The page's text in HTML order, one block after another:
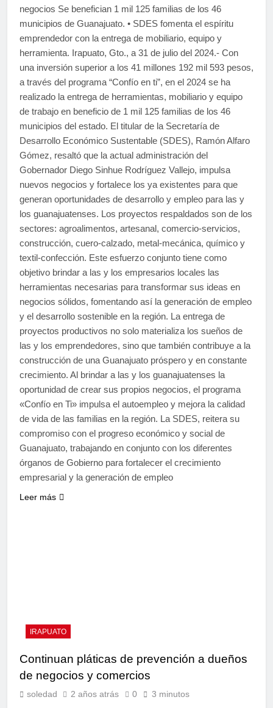
negocios Se benefician 1 mil 125 familias de los 46
municipios de Guanajuato. • SDES fomenta el espíritu
emprendedor con la entrega de mobiliario, equipo y
herramienta. Irapuato, Gto., a 31 de julio del 2024.- Con
una inversión superior a los 41 millones 192 mil 593 pesos,
a través del programa “Confío en ti”, en el 2024 se ha
realizado la entrega de herramientas, mobiliario y equipo
de trabajo en beneficio de 1 mil 125 familias de los 46
municipios del estado. El titular de la Secretaría de
Desarrollo Económico Sustentable (SDES), Ramón Alfaro
Gómez, resaltó que la actual administración del
Gobernador Diego Sinhue Rodríguez Vallejo, impulsa
nuevos negocios y fortalece los ya existentes para que
generan oportunidades de desarrollo y empleo para las y
los guanajuatenses. Los proyectos respaldados son de los
sectores: agroalimentos, artesanal, comercio-servicios,
construcción, cuero-calzado, metal-mecánica, químico y
textil-confección. Este esfuerzo conjunto tiene como
objetivo brindar a las y los empresarios locales las
herramientas necesarias para transformar sus ideas en
negocios sólidos, fomentando así la generación de empleo
y el desarrollo sostenible en la región. La entrega de
proyectos productivos no solo materializa los sueños de
las y los emprendedores, sino que también contribuye a la
construcción de una Guanajuato próspero y en constante
crecimiento. Al brindar a las y los guanajuatenses la
oportunidad de crear sus propios negocios, el programa
«Confío en Ti» impulsa el autoempleo y mejora la calidad
de vida de las familias en la región. La SDES, reitera su
compromiso con el progreso económico y social de
Guanajuato, trabajando en conjunto con los diferentes
órganos de Gobierno para fortalecer el crecimiento
empresarial y la generación de empleo
Leer más
IRAPUATO
Continuan pláticas de prevención a dueños
de negocios y comercios
soledad 2 años atrás 0 3 minutos